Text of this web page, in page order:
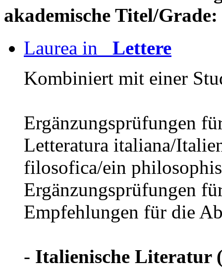
akademische Titel/Grade:
Laurea in Lettere
Kombiniert mit einer
Ergänzungsprüfungen
Letteratura italiana/
filosofica/ein
Ergänzungsprüfungen
Empfehlungen für die
- Italienische Literatur